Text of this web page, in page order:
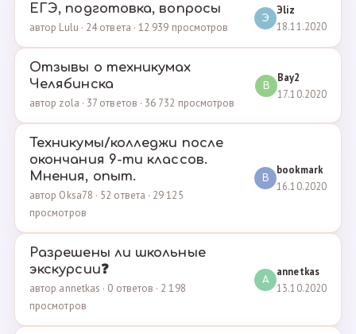
ЕГЭ, подготовка, вопросы
автор Lulu · 24 ответа · 12 939 просмотров
Э
Эliz
18.11.2020
Отзывы о техникумах
Челябинска
автор zola · 37 ответов · 36 732 просмотров
В
Вау2
17.10.2020
Техникумы/колледжи после
окончания 9-ти классов.
Мнения, опыт.
автор Oksa78 · 52 ответа · 29 125
просмотров
B
bookmark
16.10.2020
Разрешены ли школьные
экскурсии❓
автор annetkas · 0 ответов · 2 198
просмотров
A
annetkas
13.10.2020